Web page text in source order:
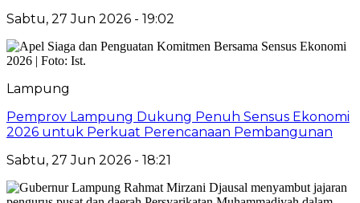
Sabtu, 27 Jun 2026 - 19:02
Lampung
Pemprov Lampung Dukung Penuh Sensus Ekonomi
2026 untuk Perkuat Perencanaan Pembangunan
Sabtu, 27 Jun 2026 - 18:21